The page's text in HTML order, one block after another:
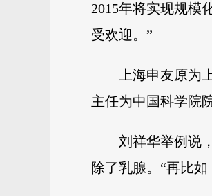
2015年将实现规模
受欢迎。”
上海申友原
主任为中国科学院
刘祥华举例说
除了乳腺。“再比